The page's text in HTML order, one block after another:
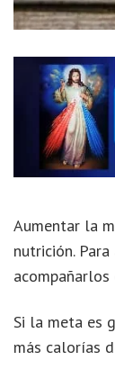
Aumentar la
nutrición.
Si la meta es
más calorías